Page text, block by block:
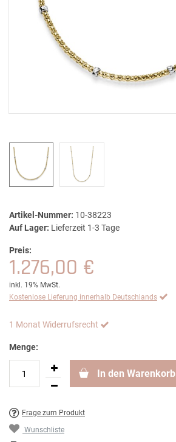
Artikel-Nummer: 10-38223
Auf Lager: Lieferzeit 1-3 Tage
Preis:
1.276,00 €
inkl. 19% MwSt.
Kostenlose Lieferung innerhalb Deutschlands
1 Monat Widerrufsrecht
Menge:
In den Warenkorb
Frage zum Produkt
Wunschliste